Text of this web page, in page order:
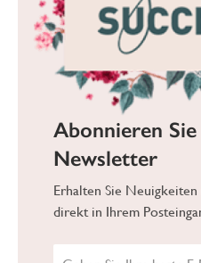
Abonnieren
Newsletter
Erhalten Sie
direkt in Ihrem